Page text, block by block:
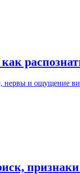
и ощущение
признаки